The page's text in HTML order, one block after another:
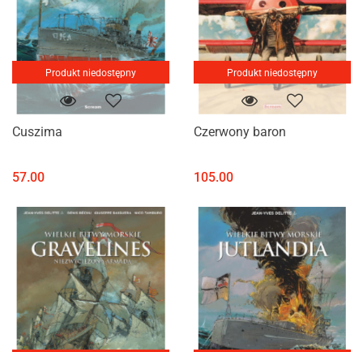
Produkt niedostępny
Cuszima
57.00
Produkt niedostępny
Czerwony baron
105.00